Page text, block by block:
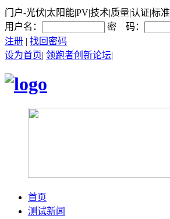
门户-光伏|太阳能|PV|技术|质量|认证|标准
用户名：
密 码：
注册 | 找回密码
设为首页| 领跑者创新论坛|
首页
测试新闻